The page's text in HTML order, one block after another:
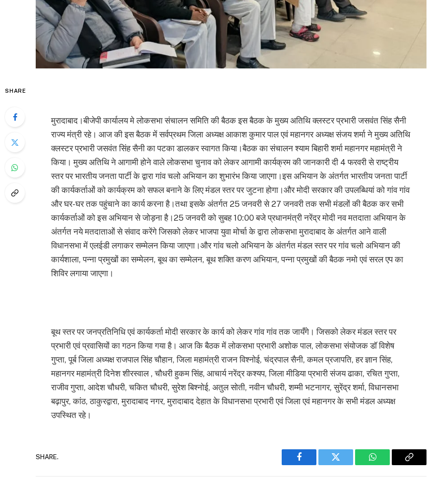
SHARE
मुरादाबाद।बीजेपी कार्यालय मे लोकसभा संचालन समिति की बैठक इस बैठक के मुख्य अतिथि क्लस्टर प्रभारी जसवंत सिंह सैनी
राज्य मंत्री रहे। आज की इस बैठक में सर्वप्रथम जिला अध्यक्ष आकाश कुमार पाल एवं महानगर अध्यक्ष संजय शर्मा ने मुख्य अतिथि
क्लस्टर प्रभारी जसवंत सिंह सैनी का पटका डालकर स्वागत किया।बैठक का संचालन श्याम बिहारी शर्मा महानगर महामंत्री ने
किया। मुख्य अतिथि ने आगामी होने वाले लोकसभा चुनाव को लेकर आगामी कार्यक्रम की जानकारी दी 4 फरवरी से राष्ट्रीय
स्तर पर भारतीय जनता पार्टी के द्वारा गांव चलो अभियान का शुभारंभ किया जाएगा।इस अभियान के अंतर्गत भारतीय जनता पार्टी
की कार्यकर्ताओं को कार्यक्रम को सफल बनाने के लिए मंडल स्तर पर जुटना होगा।और मोदी सरकार की उपलब्धियां को गांव गांव
और घर-घर तक पहुंचाने का कार्य करना है।तथा इसके अंतर्गत 25 जनवरी से 27 जनवरी तक सभी मंडलों की बैठक कर सभी
कार्यकर्ताओं को इस अभियान से जोड़ना है।25 जनवरी को सुबह 10:00 बजे प्रधानमंत्री नरेंद्र मोदी नव मतदाता अभियान के
अंतर्गत नये मतदाताओं से संवाद करेंगे जिसको लेकर भाजपा युवा मोर्चा के द्वारा लोकसभा मुरादाबाद के अंतर्गत आने वाली
विधानसभा में एलईडी लगाकर सम्मेलन किया जाएगा।और गांव चलो अभियान के अंतर्गत मंडल स्तर पर गांव चलो अभियान की
कार्यशाला, पन्ना प्रमुखों का सम्मेलन, बूथ का सम्मेलन, बूथ शक्ति करण अभियान, पन्ना प्रमुखों की बैठक नमो एवं सरल एप का
शिविर लगाया जाएगा।
बूथ स्तर पर जनप्रतिनिधि एवं कार्यकर्ता मोदी सरकार के कार्य को लेकर गांव गांव तक जायँगे। जिसको लेकर मंडल स्तर पर
प्रभारी एवं प्रवासियों का गठन किया गया है। आज कि बैठक में लोकसभा प्रभारी अशोक पाल, लोकसभा संयोजक डॉ विशेष
गुप्ता, पूर्ब जिला अध्यक्ष राजपाल सिंह चौहान, जिला महामंत्री राजन विश्नोई, चंद्रपाल सैनी, कमल प्रजापति, हर ज्ञान सिंह,
महानगर महामंत्री दिनेश शीरस्वाल , चौधरी हुकम सिंह, आचार्य नरेंद्र कश्यप, जिला मीडिया प्रभारी संजय ढाका, रचित गुप्ता,
राजीव गुप्ता, आदेश चौधरी, चकित चौधरी, सुरेश बिश्नोई, अतुल सोती, नवीन चौधरी, शम्मी भटनागर, सुरेंद्र शर्मा, विधानसभा
बढ़ापुर, कांठ, ठाकुरद्वारा, मुरादाबाद नगर, मुरादाबाद देहात के विधानसभा प्रभारी एवं जिला एवं महानगर के सभी मंडल अध्यक्ष
उपस्थित रहे।
SHARE.
Facebook Twitter WhatsAppCopy